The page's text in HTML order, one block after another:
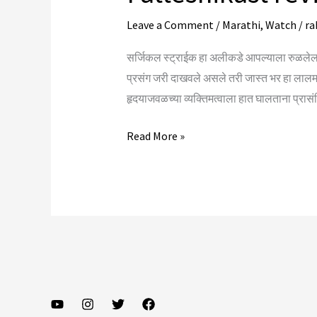
Leave a Comment / Marathi, Watch /
सर्जिकल स्ट्राईक हा अलीकडे आपल्याला रुळलेला
प्रसंग जरी दाखवले असले तरी जास्त भर हा
हृदयाजवळच्या व्यक्तिमत्वाला हात घालताना
Fatteshikast
Read More »